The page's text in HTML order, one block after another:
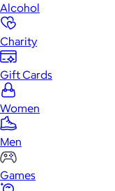
Alcohol
Charity
Gift Cards
Women
Men
Games